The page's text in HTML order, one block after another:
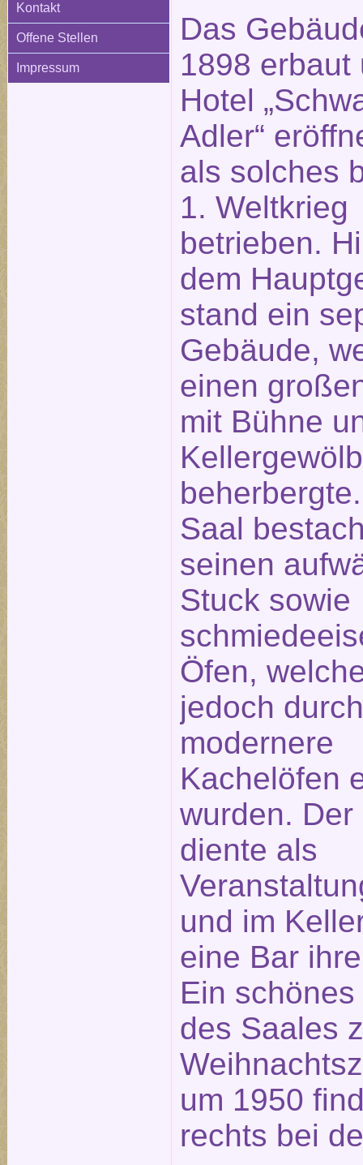
Kontakt
Offene Stellen
Impressum
Das
1898 erbaut
Hotel
Adler“
als solches
1. Weltkrieg
betrieben.
dem
stand ein
Gebäude,
einen
mit Bühne
Saal
seinen
Stuck sowie
Öfen,
jedoch durch
modernere
Kachelöfen
wurden. Der
diente als
und im
eine Bar
Ein
des Saales
um 1950
rechts bei